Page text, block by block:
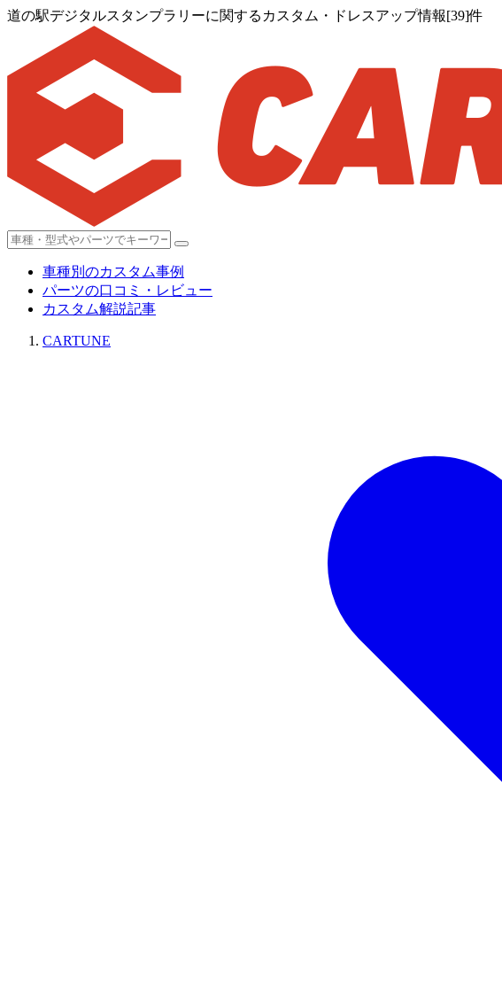
道の駅デジタルスタンプラリーに関するカスタム・ドレスアップ情報[39]件
車種別のカスタム事例
パーツの口コミ・レビュー
カスタム解説記事
CARTUNE